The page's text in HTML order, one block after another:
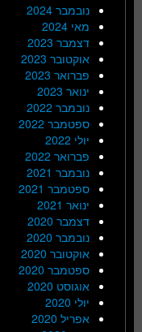
נובמבר 2024
מאי 2024
דצמבר 2023
אוקטובר 2023
פברואר 2023
ינואר 2023
נובמבר 2022
ספטמבר 2022
יולי 2022
פברואר 2022
נובמבר 2021
ספטמבר 2021
ינואר 2021
דצמבר 2020
נובמבר 2020
אוקטובר 2020
ספטמבר 2020
אוגוסט 2020
יולי 2020
אפריל 2020